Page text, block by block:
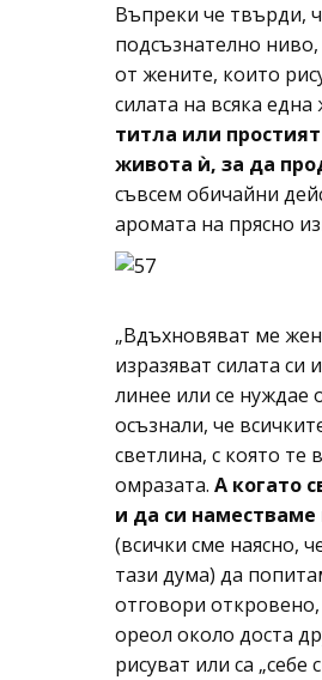
Въпреки че твърди,
подсъзнателно
от жените, които
силата на всяка
титла или
живота ѝ, за да
съвсем обичайни
аромата на прясно
„Вдъхновяват ме
изразяват силата
линее или се нуждае
осъзнали, че
светлина, с която
омразата. А когато
и да си
(всички сме наясно,
тази дума) да
отговори
ореол около доста
рисуват или са